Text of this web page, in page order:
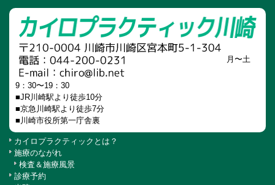
月〜土
9：30〜19：30
■JR川崎駅より徒歩10分
■京急川崎駅より徒歩7分
■川崎市役所第一庁舎裏
カイロプラクティックとは？
施療のながれ
検査＆施療風景
診療予約